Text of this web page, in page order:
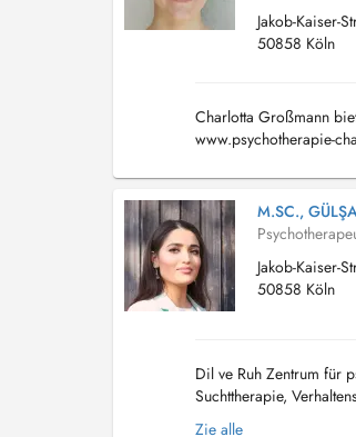
Jakob-Kaiser-
50858 Köln
Charlotta Großmann
www.psychotherapie-
M.SC.,
Jakob-Kaiser-
50858 Köln
Dil ve Ruh Zentrum für
Suchttherapie,
Köln ist spezialisiert auf:
Zie alle